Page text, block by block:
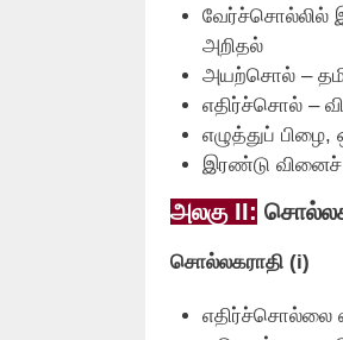
வேர்ச்சொல்லில்‌
அறிதல்‌
அயற்சொல்‌ –
எதிர்ச்சொல்‌ –
எழுத்துப்‌ பிழை,
இரண்டு வினைச்‌
அலகு II:
சொல்லகராதி (i)
எதிர்ச்சொல்லை